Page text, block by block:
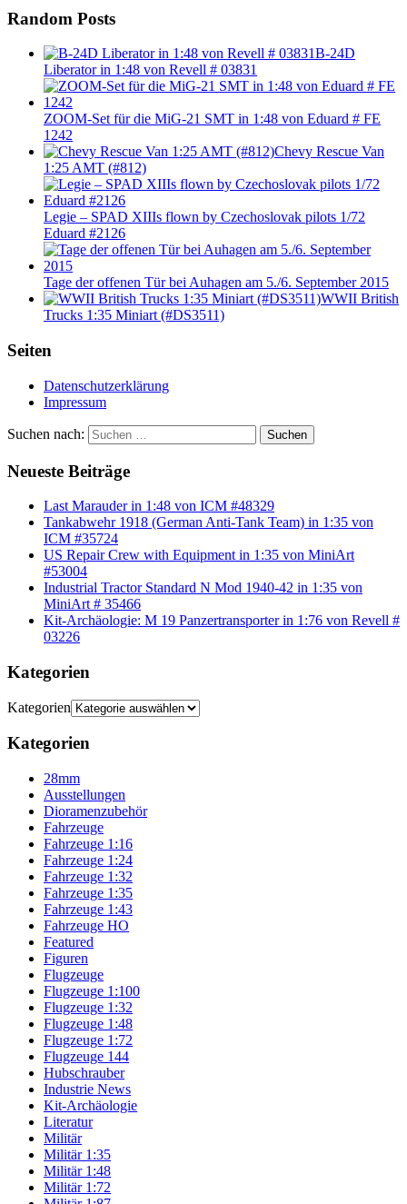
Random Posts
B-24D
Liberator in 1:48 von Revell # 03831
ZOOM-Set für die MiG-21 SMT in 1:48 von Eduard # FE
1242
Chevy Rescue Van
1:25 AMT (#812)
Legie – SPAD XIIIs flown by Czechoslovak pilots 1/72
Eduard #2126
Tage der offenen Tür bei Auhagen am 5./6. September 2015
WWII British
Trucks 1:35 Miniart (#DS3511)
Seiten
Datenschutzerklärung
Impressum
Suchen nach: Suchen
Neueste Beiträge
Last Marauder in 1:48 von ICM #48329
Tankabwehr 1918 (German Anti-Tank Team) in 1:35 von
ICM #35724
US Repair Crew with Equipment in 1:35 von MiniArt
#53004
Industrial Tractor Standard N Mod 1940-42 in 1:35 von
MiniArt # 35466
Kit-Archäologie: M 19 Panzertransporter in 1:76 von Revell #
03226
Kategorien
Kategorien
Kategorien
28mm
Ausstellungen
Dioramenzubehör
Fahrzeuge
Fahrzeuge 1:16
Fahrzeuge 1:24
Fahrzeuge 1:32
Fahrzeuge 1:35
Fahrzeuge 1:43
Fahrzeuge HO
Featured
Figuren
Flugzeuge
Flugzeuge 1:100
Flugzeuge 1:32
Flugzeuge 1:48
Flugzeuge 1:72
Flugzeuge 144
Hubschrauber
Industrie News
Kit-Archäologie
Literatur
Militär
Militär 1:35
Militär 1:48
Militär 1:72